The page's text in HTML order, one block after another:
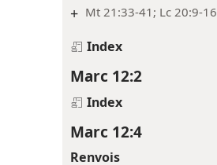
+ Mt 21:33-41; Lc 20:9-16
Index
Marc 12:2
Index
Marc 12:4
Renvois